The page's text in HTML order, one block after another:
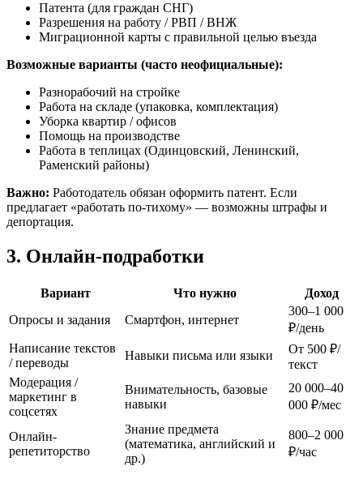
Патента (для граждан СНГ)
Разрешения на работу / РВП / ВНЖ
Миграционной карты с правильной целью въезда
Возможные варианты (часто неофициальные):
Разнорабочий на стройке
Работа на складе (упаковка, комплектация)
Уборка квартир / офисов
Помощь на производстве
Работа в теплицах (Одинцовский, Ленинский,
Раменский районы)
Важно: Работодатель обязан оформить патент. Если
предлагает «работать по-тихому» — возможны штрафы и
депортация.
3. Онлайн-подработки
Вариант Что нужно
Доход
Опросы и задания
Смартфон, интернет
300–1 000
₽/день
Написание текстов
/ переводы
Навыки письма или языки
От 500 ₽/
текст
Модерация /
маркетинг в
соцсетях
Внимательность, базовые
навыки
20 000–40
000 ₽/мес
Онлайн-
репетиторство
Знание предмета
(математика, английский и
др.)
800–2 000
₽/час